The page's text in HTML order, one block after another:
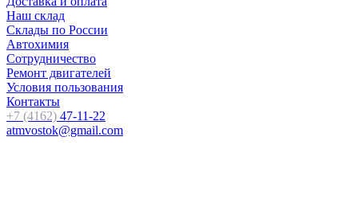
Наш склад
Склады по России
Автохимия
Сотрудничество
Ремонт двигателей
Условия пользования
Контакты
+7 (4162) 47-11-22
atmvostok@gmail.com